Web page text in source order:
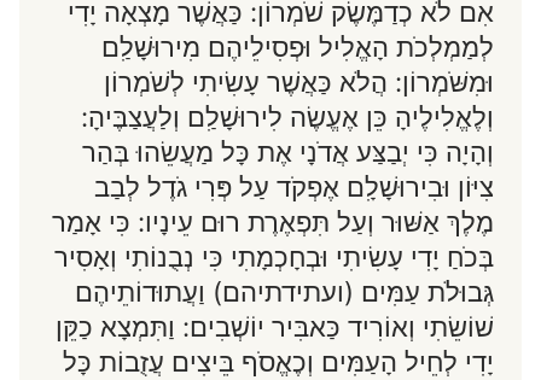
אִם לֹא כְדַמֶּשֶׂק שֹׁמְרוֹן: כַּאֲשֶׁר מָצְאָה יָדִי
לְמַמְלְכֹת הָאֱלִיל וּפְסִילֵיהֶם מִירוּשָׁלִַם
וּמִשֹּׁמְרוֹן: הֲלֹא כַּאֲשֶׁר עָשִׂיתִי לְשֹׁמְרוֹן
וְלֶאֱלִילֶיהָ כֵּן אֶעֱשֶׂה לִירוּשָׁלִַם וְלַעֲצַבֶּיהָ:
וְהָיָה כִּי יְבַצַּע אֲדֹנָי אֶת כָּל מַעֲשֵׂהוּ בְּהַר
צִיּוֹן וּבִירוּשָׁלִָם אֶפְקֹד עַל פְּרִי גֹדֶל לְבַב
מֶלֶךְ אַשּׁוּר וְעַל תִּפְאֶרֶת רוּם עֵינָיו: כִּי אָמַר
בְּכֹחַ יָדִי עָשִׂיתִי וּבְחָכְמָתִי כִּי נְבֻנוֹתִי וְאָסִיר
גְּבוּלֹת עַמִּים (ועתידתיהם) וַעֲתוּדוֹתֵיהֶם
שׁוֹשֵׂתִי וְאוֹרִיד כַּאבִּיר יוֹשְׁבִים: וַתִּמְצָא כַקֵּן
יָדִי לְחֵיל הָעַמִּים וְכֶאֱסֹף בֵּיצִים עֲזֻבוֹת כָּל